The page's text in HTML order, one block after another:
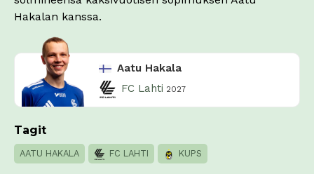
Hakalan kanssa.
Aatu Hakala
FC Lahti 2027
Tagit
AATU HAKALA FC LAHTI KUPS